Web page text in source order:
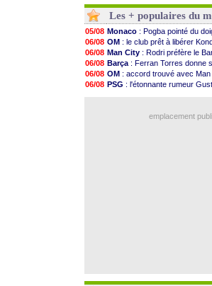
17h32 Lyon: Mangala prêté à
17h16
PSG : Nsoki va signer en
16h59 Arsenal: Naples vise
16h37
Real: Mastantuono prêté à la
16h33
Man City: accord avec le
16h27
Rennes : Haise a prolongé
16h22
Palace : Tomiyasu a
16h07
OM : B. Genesio - "ce n'est
15h46
TFC : Sion Oppong signe
: Mbaye, deux pistes se
Les + populaires du
05/08 Monaco : Pogba pointé du
06/08 OM : le club prêt à libérer
06/08 Man City : Rodri préfère le
06/08 Barça : Ferran Torres donne
06/08 OM : accord trouvé avec
06/08 PSG : l'étonnante rumeur
emplacement